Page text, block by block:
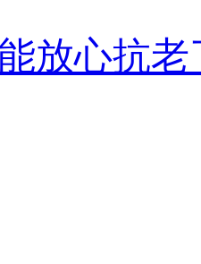
放心抗老